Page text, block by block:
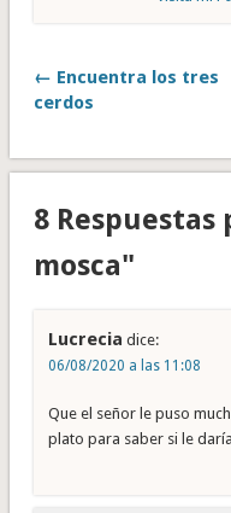
← Encuentra los tres
cerdos
8 Respuestas
mosca"
Lucrecia dice:
06/08/2020 a las 11:08
Que el señor le puso
plato para saber si le